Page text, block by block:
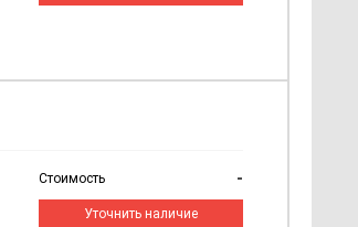
Стоимость -
Уточнить наличие